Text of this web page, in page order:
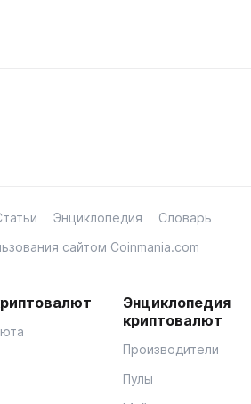
Энциклопедия
Словарь
сайтом Coinmania.com
Энциклопедия
криптовалют
Производители
Пулы